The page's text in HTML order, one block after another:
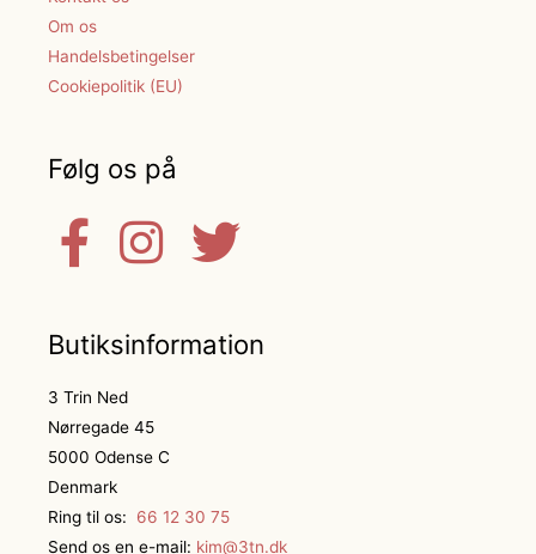
Om os
Handelsbetingelser
Cookiepolitik (EU)
Følg os på
Butiksinformation
3 Trin Ned
Nørregade 45
5000 Odense C
Denmark
Ring til os:
66 12 30 75
Send os en e-mail: kim@3tn.dk